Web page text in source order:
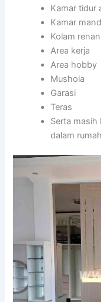
Kamar tidur
Kamar
Kolam
Area kerja
Area hobby
Mushola
Garasi
Teras
Serta masih
dalam